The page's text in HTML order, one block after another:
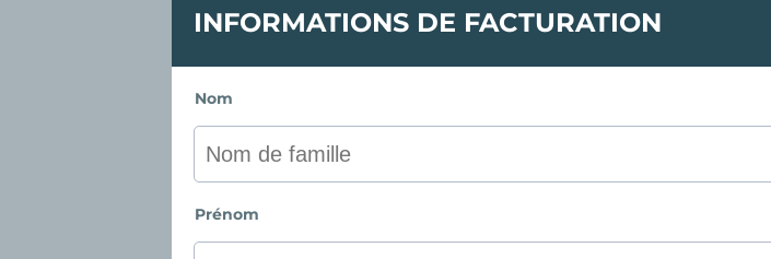
INFORMATIONS DE FACTURATION
Nom
Prénom